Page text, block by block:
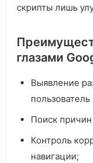
скрипты лишь
глазами
Выявление
Поиск
Контроль
навигации;